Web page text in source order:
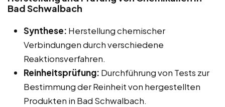
Bad Schwalbach
Synthese: Herstellung chemischer
Verbindungen durch verschiedene
Reaktionsverfahren.
Reinheitsprüfung: Durchführung von Tests zur
Bestimmung der Reinheit von hergestellten
Produkten in Bad Schwalbach.